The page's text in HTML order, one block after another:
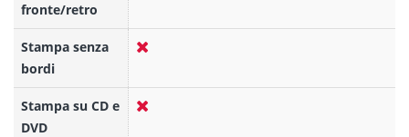
fronte/retro
Stampa senza
bordi
Stampa su CD e
DVD